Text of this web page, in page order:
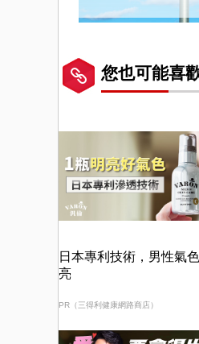
您也可能喜
日本專利技術，男性氣
亮
PR（三得利健康網路商店）